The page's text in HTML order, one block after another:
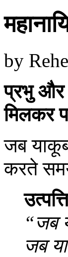
by
प्रभु और
मिलकर
जब
करते
“जब
जब